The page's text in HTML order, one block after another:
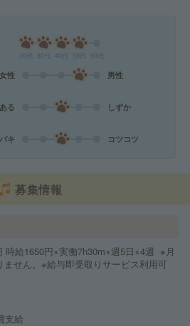
女性 男性
る しずか
キ コツコツ
募集情報
給1650円×実働7h30m×週5日×4週 ※月
せん。※給与即受取りサービス利用可
支給